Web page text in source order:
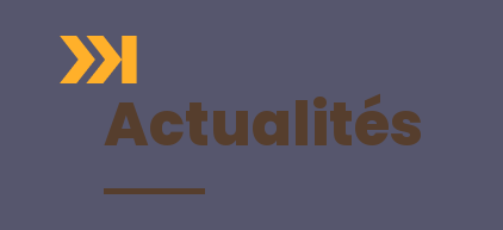
Actualités